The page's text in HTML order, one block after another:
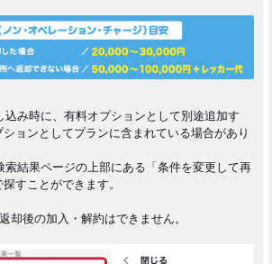
込み時に、有料オプションとして別途追加す
ョンとしてプランに含まれている場合があり
索結果ページの上部にある「条件を変更して再
すことができます。
却後の加入・解約はできません。